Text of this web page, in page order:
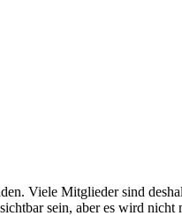
Viele Mitglieder sind
sein, aber es wird